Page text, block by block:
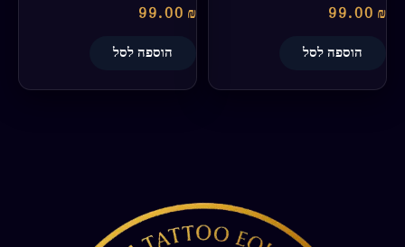
99.00 ₪
הוספה לסל
99.00 ₪
הוספה לסל